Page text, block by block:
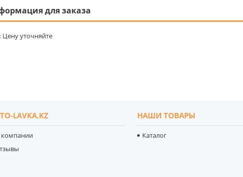
для заказа
Цену уточняйте
LAVKA.KZ НАШИ ТОВАРЫ
Каталог